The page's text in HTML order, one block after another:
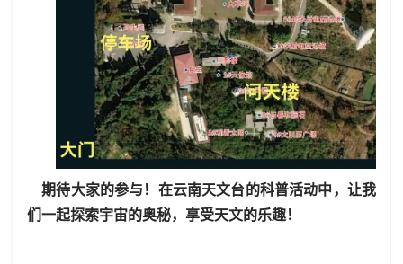
期待大家的参与！在云南天文台的科普活动中，让我
们一起探索宇宙的奥秘，享受天文的乐趣！